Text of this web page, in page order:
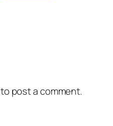
to post a comment.